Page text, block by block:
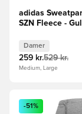
adidas
SZN Fleece -
Damer
259 kr.529 kr.
Medium, Large
Åbner en
-51%